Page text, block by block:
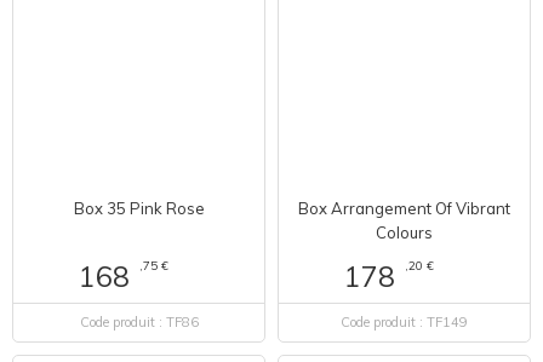
Box 35 Pink Rose
168 ,75 €
Code produit : TF86
Box Arrangement Of Vibrant
Colours
178 ,20 €
Code produit : TF149